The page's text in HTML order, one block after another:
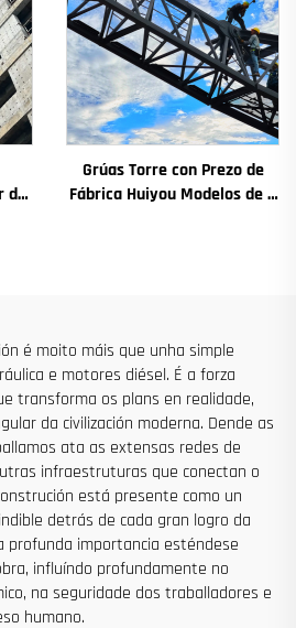
de
Grúas Torre con Prezo de
Fábrica Huiyou Modelos de 4
é moito máis que unha simple
e motores diésel. É a forza
transforma os plans en realidade,
da civilización moderna. Dende as
ata as extensas redes de
infraestruturas que conectan o
está presente como un
detrás de cada gran logro da
profunda importancia esténdese
influíndo profundamente no
na seguridade dos traballadores e
humano.